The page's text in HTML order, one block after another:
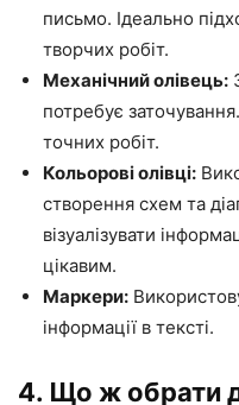
письмо. Ідеально
творчих робіт.
Механічний олівець:
потребує
точних робіт.
Кольорові олівці:
створення схем та
візуалізувати
цікавим.
Маркери:
інформації в тексті.
4. Що ж обрати